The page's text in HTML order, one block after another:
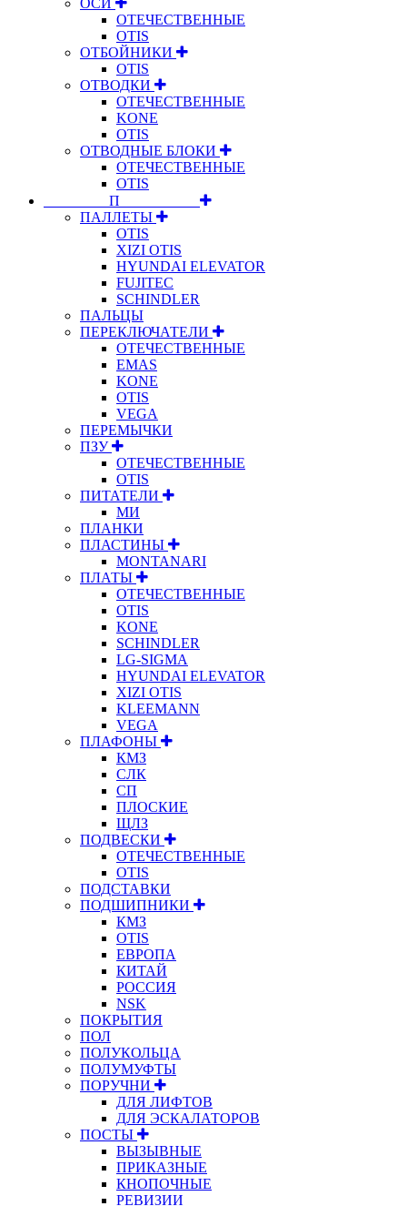
ОТЕЧЕСТВЕННЫЕ
OTIS
ОТБОЙНИКИ
OTIS
ОТВОДКИ
ОТЕЧЕСТВЕННЫЕ
KONE
OTIS
ОТВОДНЫЕ БЛОКИ
ОТЕЧЕСТВЕННЫЕ
OTIS
⠀⠀⠀⠀⠀⠀П⠀⠀⠀⠀⠀⠀⠀
ПАЛЛЕТЫ
OTIS
XIZI OTIS
HYUNDAI ELEVATOR
FUJITEC
SCHINDLER
ПАЛЬЦЫ
ПЕРЕКЛЮЧАТЕЛИ
ОТЕЧЕСТВЕННЫЕ
EMAS
KONE
OTIS
VEGA
ПЕРЕМЫЧКИ
ПЗУ
ОТЕЧЕСТВЕННЫЕ
OTIS
ПИТАТЕЛИ
МИ
ПЛАНКИ
ПЛАСТИНЫ
MONTANARI
ПЛАТЫ
ОТЕЧЕСТВЕННЫЕ
OTIS
KONE
SCHINDLER
LG-SIGMA
HYUNDAI ELEVATOR
XIZI OTIS
KLEEMANN
VEGA
ПЛАФОНЫ
КМЗ
СЛК
СП
ПЛОСКИЕ
ЩЛЗ
ПОДВЕСКИ
ОТЕЧЕСТВЕННЫЕ
OTIS
ПОДСТАВКИ
ПОДШИПНИКИ
КМЗ
OTIS
ЕВРОПА
КИТАЙ
РОССИЯ
NSK
ПОКРЫТИЯ
ПОЛ
ПОЛУКОЛЬЦА
ПОЛУМУФТЫ
ПОРУЧНИ
ДЛЯ ЛИФТОВ
ДЛЯ ЭСКАЛАТОРОВ
ПОСТЫ
ВЫЗЫВНЫЕ
ПРИКАЗНЫЕ
КНОПОЧНЫЕ
РЕВИЗИИ